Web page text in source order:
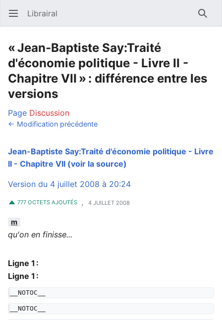
Ouvrir le menu principal Librairal
« Jean-Baptiste Say:Traité
d'économie politique - Livre II -
Chapitre VII » : différence entre les
versions
Page Discussion
← Modification précédente
Jean-Baptiste Say:Traité d'économie politique - Livre
II - Chapitre VII (voir la source)
Version du 4 juillet 2008 à 20:24
777 OCTETS AJOUTÉS , 4 JUILLET 2008
m
qu'on en finisse...
Ligne 1 :
Ligne 1 :
__NOTOC__
__NOTOC__